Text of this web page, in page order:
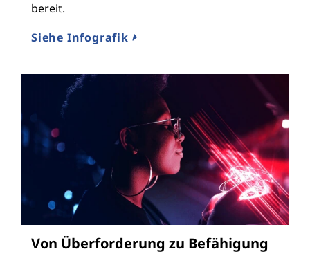
bereit.
Siehe Infografik
Von Überforderung zu Befähigung